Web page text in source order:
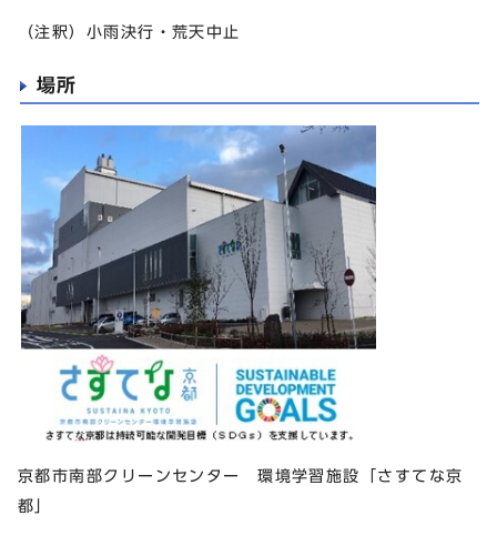
（注釈）小雨決行・荒天中止
場所
京都市南部クリーンセンター 環境学習施設「さすてな京
都」